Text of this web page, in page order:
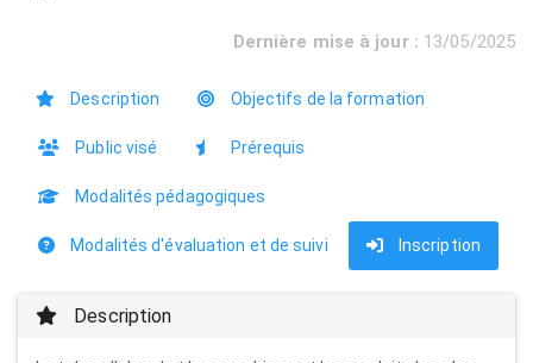
Dernière mise à jour : 13/05/2025
Description Objectifs de la formation
Public visé Prérequis
Modalités pédagogiques
Modalités d'évaluation et de suivi Inscription
Description